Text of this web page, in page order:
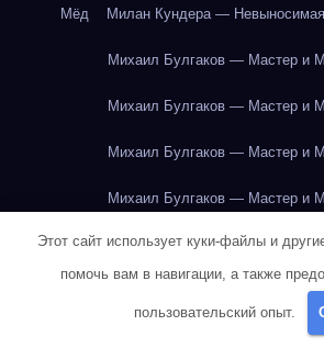
Мёд Милан Кундера — Невыносимая
Михаил Булгаков — Мастер и
Михаил Булгаков — Мастер и
Михаил Булгаков — Мастер и
Михаил Булгаков — Мастер и
Михаил Булгаков — Мастер и
Михаил Булгаков — Мастер и
Михаил Булгаков — Мастер и
Этот сайт использует куки-файлы и
помочь вам в навигации, а также
пользовательский опыт.